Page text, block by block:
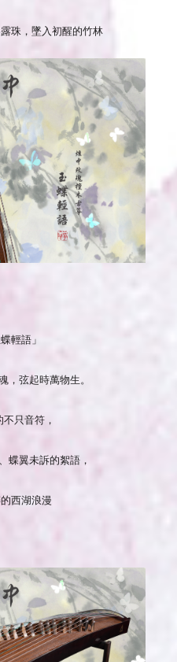
珠，墜入初醒的竹林
輕語」
，弦起時萬物生。
只音符，
蝶翼未訴的絮語，
西湖浪漫